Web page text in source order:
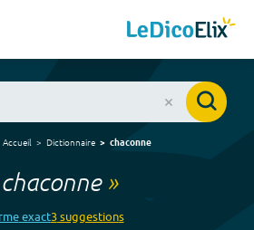
Accueil Dictionnaire chaconne
chaconne»
exact3suggestions